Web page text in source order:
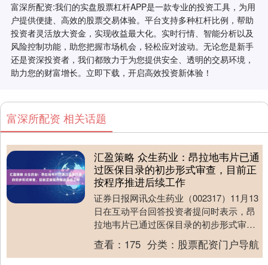
富深所配资:我们的实盘股票杠杆APP是一款专业的投资工具，为用
户提供便捷、高效的股票交易体验。平台支持多种杠杆比例，帮助
投资者灵活放大资金，实现收益最大化。实时行情、智能分析以及
风险控制功能，助您把握市场机会，轻松应对波动。无论您是新手
还是资深投资者，我们都致力于为您提供安全、透明的交易环境，
助力您的财富增长。立即下载，开启高效投资新体验！
富深所配资 相关话题
汇盈策略 众生药业：昂拉地韦片已通
过医保目录的初步形式审查，目前正
按程序推进后续工作
证券日报网讯众生药业（002317）11月13
日在互动平台回答投资者提问时表示，昂
拉地韦片已通过医保目录的初步形式审
查，目前正按程序推进后续工作。公司积
极关注医....
查看： 175 分类： 股票配资门户导航